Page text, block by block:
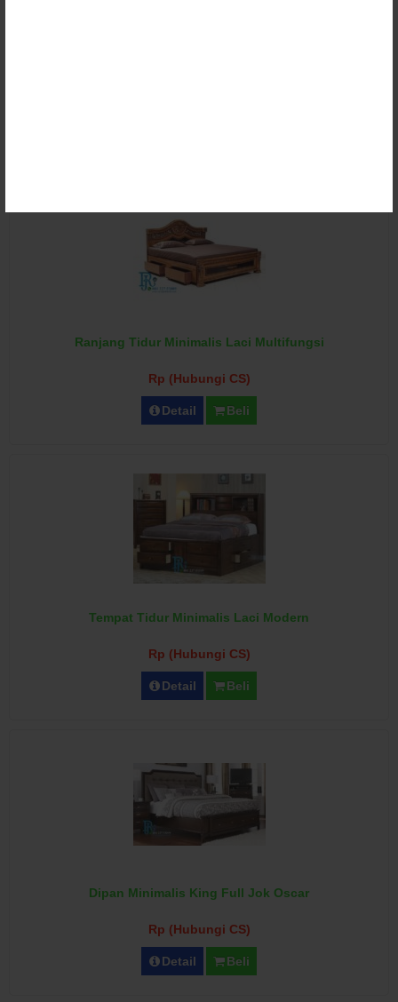
Ranjang Tidur Minimalis Laci Multifungsi
Rp (Hubungi CS)
Detail Beli
Tempat Tidur Minimalis Laci Modern
Rp (Hubungi CS)
Detail Beli
Dipan Minimalis King Full Jok Oscar
Rp (Hubungi CS)
Detail Beli